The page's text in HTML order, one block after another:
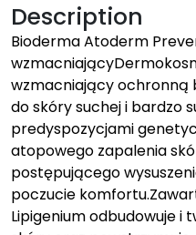
Description
Bioderma Atoderm
wzmacniający ochronną
do skóry suchej i bardzo
predyspozycjami
atopowego zapalenia
postępującego
poczucie
Lipigenium odbudowuje